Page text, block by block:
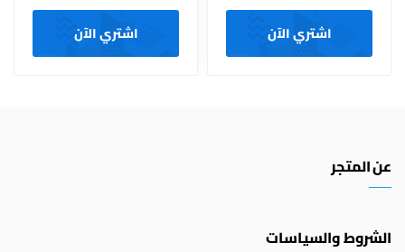
اشتري الآن اشتري الآن
عن المتجر
الشروط والسياسات